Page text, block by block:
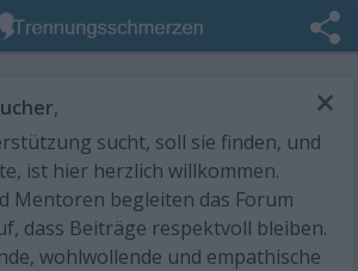
×
,
sucht, soll sie finden, und
ist hier herzlich willkommen.
Mentoren begleiten das Forum
dass Beiträge respektvoll bleiben.
wohlwollende und empathische